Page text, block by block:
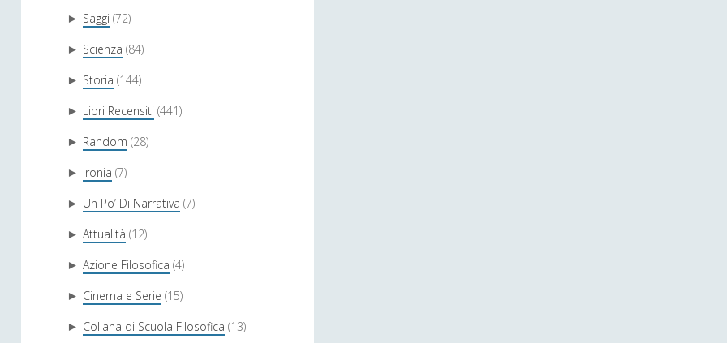
► Saggi (72)
► Scienza (84)
► Storia (144)
► Libri Recensiti (441)
► Random (28)
► Ironia (7)
► Un Po’ Di Narrativa (7)
► Attualità (12)
► Azione Filosofica (4)
► Cinema e Serie (15)
► Collana di Scuola Filosofica (13)